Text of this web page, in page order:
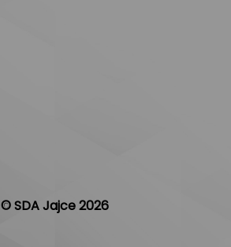
© SDA Jajce 2026